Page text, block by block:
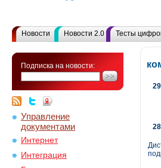
Новости Новости 2.0 Тесты
Подписка на новости:
Управление
документами
Интернет
Интеграция